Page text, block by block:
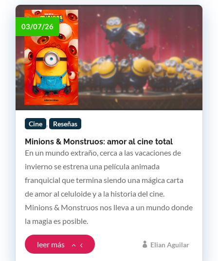
Minions & Monstruos: amor al cine total
Elian Aguilar
03/07/26
Cine , Reseñas
En un mundo extraño, cerca a las vacaciones de
invierno se estrena una película animada
franquicial que termina siendo una mágica carta
de amor al celuloide y a la historia del cine.
Minions & Monstruos nos lleva a un mundo donde
la magia es posible.
leer más